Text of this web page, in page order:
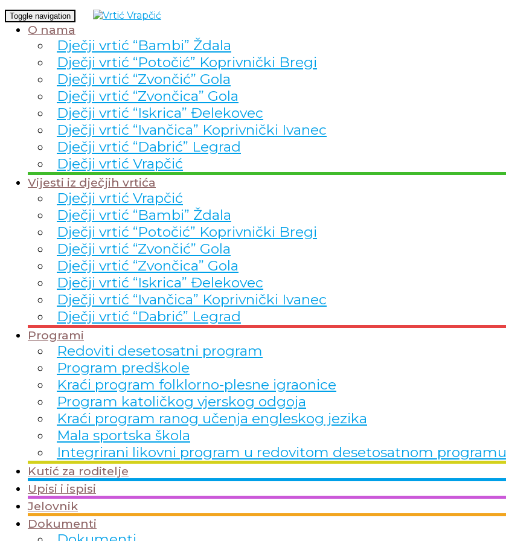
Toggle navigation
O nama
Dječji vrtić “Bambi” Ždala
Dječji vrtić “Potočić” Koprivnički Bregi
Dječji vrtić “Zvončić” Gola
Dječji vrtić “Zvončica” Gola
Dječji vrtić “Iskrica” Đelekovec
Dječji vrtić “Ivančica” Koprivnički Ivanec
Dječji vrtić “Dabrić” Legrad
Dječji vrtić Vrapčić
Vijesti iz dječjih vrtića
Dječji vrtić Vrapčić
Dječji vrtić “Bambi” Ždala
Dječji vrtić “Potočić” Koprivnički Bregi
Dječji vrtić “Zvončić” Gola
Dječji vrtić “Zvončica” Gola
Dječji vrtić “Iskrica” Đelekovec
Dječji vrtić “Ivančica” Koprivnički Ivanec
Dječji vrtić “Dabrić” Legrad
Programi
Redoviti desetosatni program
Program predškole
Kraći program folklorno-plesne igraonice
Program katoličkog vjerskog odgoja
Kraći program ranog učenja engleskog jezika
Mala sportska škola
Integrirani likovni program u redovitom desetosatnom programu
Kutić za roditelje
Upisi i ispisi
Jelovnik
Dokumenti